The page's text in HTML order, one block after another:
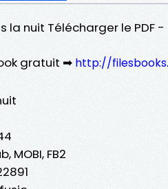
la nuit Télécharger le PDF
gratuit ➡ http://
MOBI, FB2